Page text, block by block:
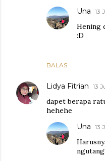
BALAS
Una 13
Hening
:D
Lidya Fitrian 13
dapet berapa
hehehe
Una 13